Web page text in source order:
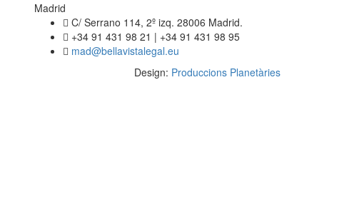
Madrid
C/ Serrano 114, 2º izq. 28006 Madrid.
+34 91 431 98 21 | +34 91 431 98 95
mad@bellavistalegal.eu
Design: Produccions Planetàries